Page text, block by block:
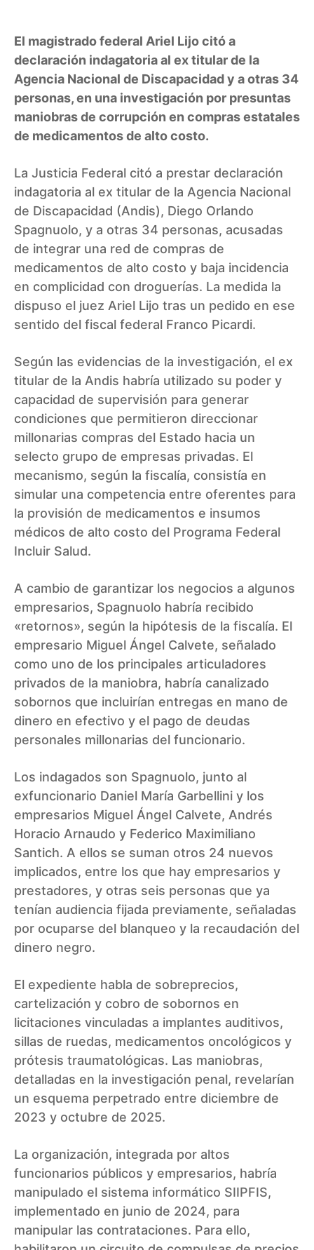
El magistrado federal Ariel Lijo citó a
declaración indagatoria al ex titular de la
Agencia Nacional de Discapacidad y a otras 34
personas, en una investigación por presuntas
maniobras de corrupción en compras estatales
de medicamentos de alto costo.
La Justicia Federal citó a prestar declaración
indagatoria al ex titular de la Agencia Nacional
de Discapacidad (Andis), Diego Orlando
Spagnuolo, y a otras 34 personas, acusadas
de integrar una red de compras de
medicamentos de alto costo y baja incidencia
en complicidad con droguerías. La medida la
dispuso el juez Ariel Lijo tras un pedido en ese
sentido del fiscal federal Franco Picardi.
Según las evidencias de la investigación, el ex
titular de la Andis habría utilizado su poder y
capacidad de supervisión para generar
condiciones que permitieron direccionar
millonarias compras del Estado hacia un
selecto grupo de empresas privadas. El
mecanismo, según la fiscalía, consistía en
simular una competencia entre oferentes para
la provisión de medicamentos e insumos
médicos de alto costo del Programa Federal
Incluir Salud.
A cambio de garantizar los negocios a algunos
empresarios, Spagnuolo habría recibido
«retornos», según la hipótesis de la fiscalía. El
empresario Miguel Ángel Calvete, señalado
como uno de los principales articuladores
privados de la maniobra, habría canalizado
sobornos que incluirían entregas en mano de
dinero en efectivo y el pago de deudas
personales millonarias del funcionario.
Los indagados son Spagnuolo, junto al
exfuncionario Daniel María Garbellini y los
empresarios Miguel Ángel Calvete, Andrés
Horacio Arnaudo y Federico Maximiliano
Santich. A ellos se suman otros 24 nuevos
implicados, entre los que hay empresarios y
prestadores, y otras seis personas que ya
tenían audiencia fijada previamente, señaladas
por ocuparse del blanqueo y la recaudación del
dinero negro.
El expediente habla de sobreprecios,
cartelización y cobro de sobornos en
licitaciones vinculadas a implantes auditivos,
sillas de ruedas, medicamentos oncológicos y
prótesis traumatológicas. Las maniobras,
detalladas en la investigación penal, revelarían
un esquema perpetrado entre diciembre de
2023 y octubre de 2025.
La organización, integrada por altos
funcionarios públicos y empresarios, habría
manipulado el sistema informático SIIPFIS,
implementado en junio de 2024, para
manipular las contrataciones. Para ello,